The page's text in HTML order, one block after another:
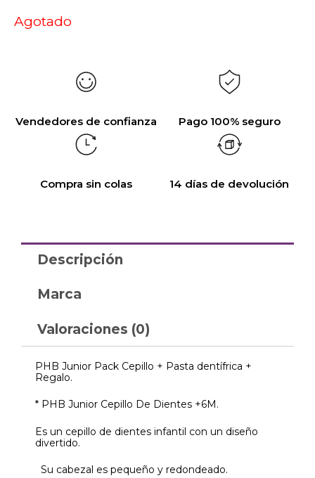
Agotado
Vendedores de confianza Pago 100% seguro
Compra sin colas 14 días de devolución
Descripción
Marca
Valoraciones (0)
PHB Junior Pack Cepillo + Pasta dentífrica +
Regalo.
* PHB Junior Cepillo De Dientes +6M.
Es un cepillo de dientes infantil con un diseño
divertido.
Su cabezal es pequeño y redondeado.